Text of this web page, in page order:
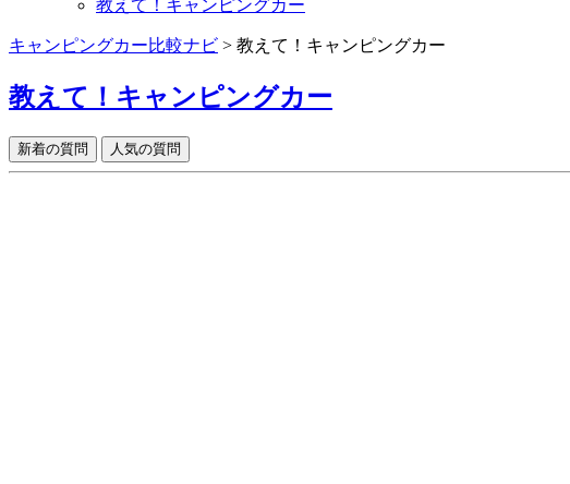
教えて！キャンピングカー
キャンピングカー比較ナビ > 教えて！キャンピングカー
教えて！キャンピングカー
新着の質問 人気の質問